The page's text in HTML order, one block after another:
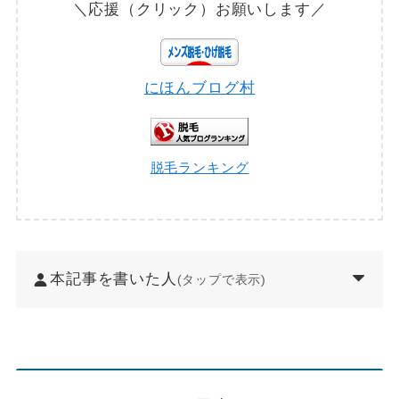
＼応援（クリック）お願いします／
にほんブログ村
脱毛ランキング
本記事を書いた人 (タップで表示)